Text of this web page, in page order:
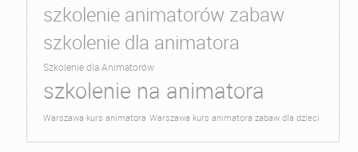
szkolenie animatorów zabaw
szkolenie dla animatora
Szkolenie dla Animatorów
szkolenie na animatora
Warszawa kurs animatora Warszawa kurs animatora zabaw dla dzieci